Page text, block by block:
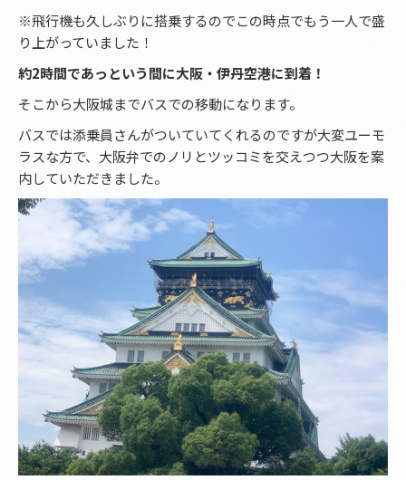
※飛行機も久しぶりに搭乗するのでこの時点でもう一人で盛
り上がっていました！
約2時間であっという間に大阪・伊丹空港に到着！
そこから大阪城までバスでの移動になります。
バスでは添乗員さんがついていてくれるのですが大変ユーモ
ラスな方で、大阪弁でのノリとツッコミを交えつつ大阪を案
内していただきました。